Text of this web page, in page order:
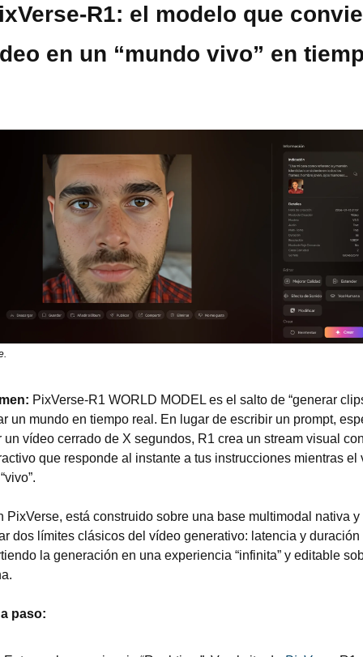
R1: el modelo que
en un “mundo vivo” en
PixVerse-R1 WORLD MODEL es el salto de “generar
un mundo en tiempo real. En lugar de escribir un prompt,
un vídeo cerrado de X segundos, R1 crea un stream visual
que responde al instante a tus instrucciones mientras el
PixVerse, está construido sobre una base multimodal nativa y
dos límites clásicos del vídeo generativo: latencia y duración
la generación en una experiencia “infinita” y editable
paso: